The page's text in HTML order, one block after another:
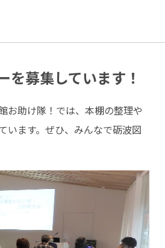
を募集しています！
お助け隊！では、本棚の整理や
います。ぜひ、みんなで砺波図